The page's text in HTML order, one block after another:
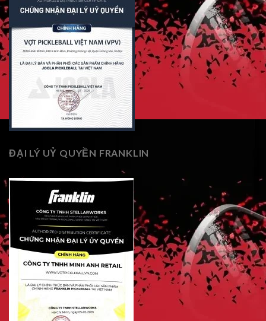
ĐẠI LÝ UỶ QUYỀN FRANKLIN